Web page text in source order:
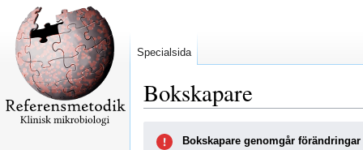
Bokskapare
Bokskapare genomgår förändringar
Specialsida